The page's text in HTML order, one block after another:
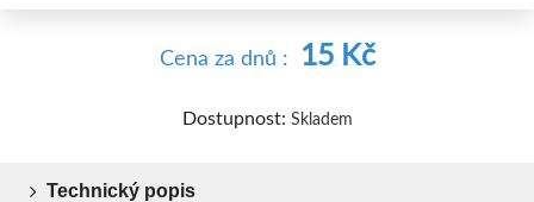
Cena za dnů : 15 Kč
Dostupnost: Skladem
Technický popis